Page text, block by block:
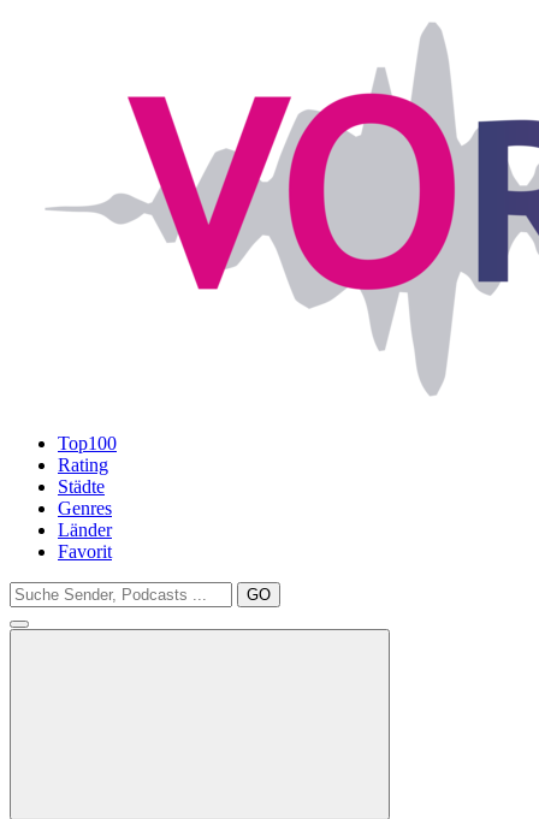
Top100
Rating
Städte
Genres
Länder
Favorit
GO